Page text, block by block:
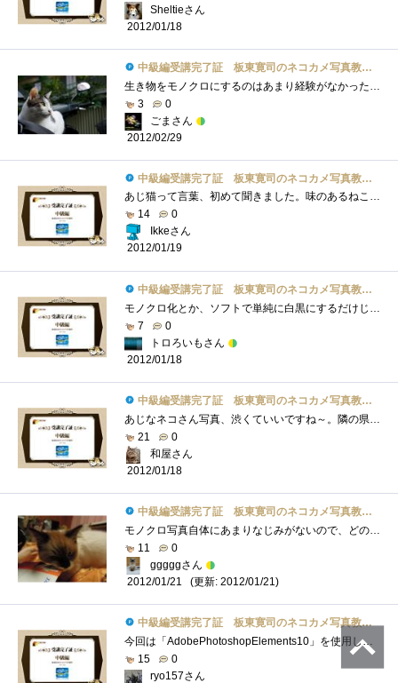
Sheltieさん
2012/01/18
中級編受講完了証 板東寛司のネコカメ写真教室パート2
生き物をモノクロにするのはあまり経験がなかったけど、やってみると雰囲気が変わって面白いと思いましたでも、そのさじ加減が難し～ レタ�...
3
0
ごまさん
2012/02/29
中級編受講完了証 板東寛司のネコカメ写真教室パート2
あじ猫って言葉、初めて聞きました。味のあるねこ？モノクロの写真もいい味出しています。昨日見たトップもモノクロでした。関係ないけど。Ph...
14
0
Ikkeさん
2012/01/19
中級編受講完了証 板東寛司のネコカメ写真教室パート2
モノクロ化とか、ソフトで単純に白黒にするだけじゃなくて色々調整してこそなんですね。その点は初めて知ったかも。これまでモノクロ写真は�...
7
0
トロろいもさん
2012/01/18
中級編受講完了証 板東寛司のネコカメ写真教室パート2
あじなネコさん写真、渋くていいですね～。隣の県にネコ寺があるらしく、撮りに行きたい・・・。モノクロにしてみるとまた違った雰囲気にな�...
21
0
和屋さん
2012/01/18
中級編受講完了証 板東寛司のネコカメ写真教室パート2
モノクロ写真自体にあまりなじみがないので、どのような特徴があるのかなど今一歩わかりませんでしたが、モノクロ写真にすることによって背�...
11
0
gggggさん
2012/01/21
(更新: 2012/01/21)
中級編受講完了証 板東寛司のネコカメ写真教室パート2
今回は「AdobePhotoshopElements10」を使用してのスライドショー作成が紹介されてます。一見簡単そうですが、モノトーン調の写真もただ色を失くせば�...
15
0
ryo157さん